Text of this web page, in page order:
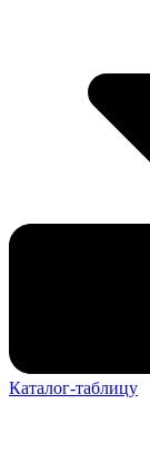
Каталог-таблицу